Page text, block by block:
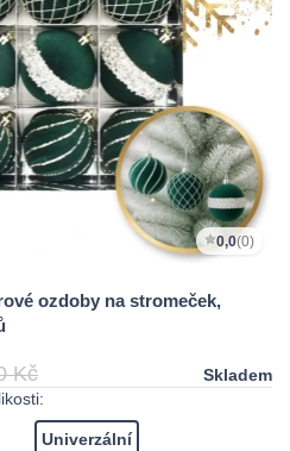
0,0(0)
ozdoby na stromeček,
Kč
Skladem
Univerzální